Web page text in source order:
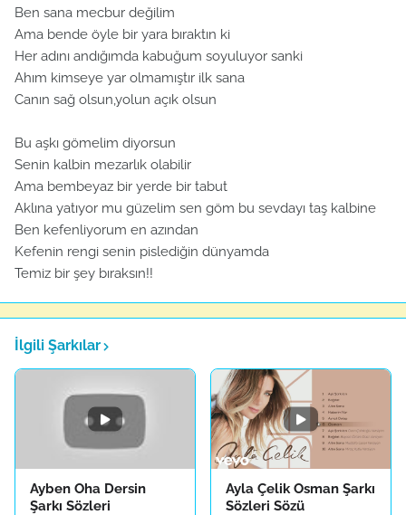
Ben sana mecbur değilim
Ama bende öyle bir yara bıraktın ki
Her adını andığımda kabuğum soyuluyor sanki
Ahım kimseye yar olmamıştır ilk sana
Canın sağ olsun,yolun açık olsun
Bu aşkı gömelim diyorsun
Senin kalbin mezarlık olabilir
Ama bembeyaz bir yerde bir tabut
Aklına yatıyor mu güzelim sen göm bu sevdayı taş kalbine
Ben kefenliyorum en azından
Kefenin rengi senin pislediğin dünyamda
Temiz bir şey bıraksın!!
İlgili Şarkılar
Ayben Oha Dersin
Şarkı Sözleri
Ayla Çelik Osman Şarkı
Sözleri Sözü